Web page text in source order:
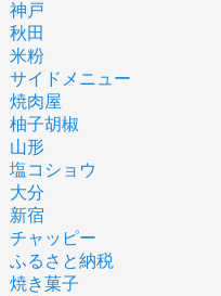
神戸
秋田
米粉
サイドメニュー
焼肉屋
柚子胡椒
山形
塩コショウ
大分
新宿
チャッピー
ふるさと納税
焼き菓子